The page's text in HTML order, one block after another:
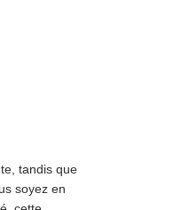
tandis que
soyez en